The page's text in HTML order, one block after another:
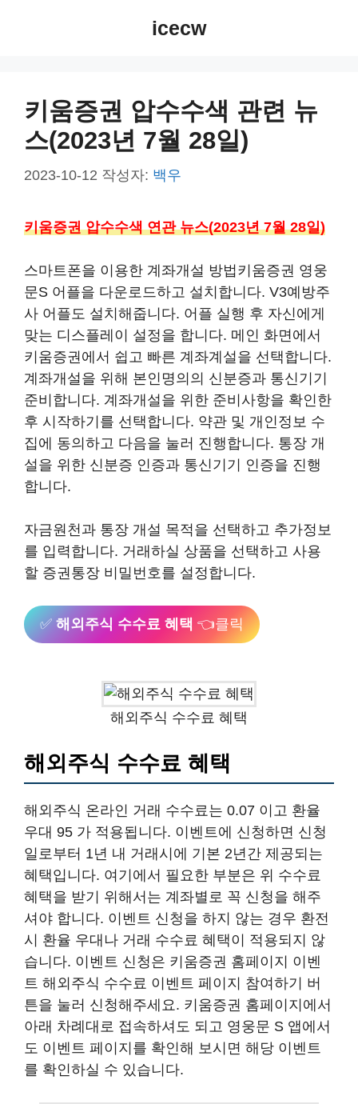
icecw
키움증권 압수수색 관련 뉴
스(2023년 7월 28일)
2023-10-12 작성자: 백우
키움증권 압수수색 연관 뉴스(2023년 7월 28일)
스마트폰을 이용한 계좌개설 방법키움증권 영웅
문S 어플을 다운로드하고 설치합니다. V3예방주
사 어플도 설치해줍니다. 어플 실행 후 자신에게
맞는 디스플레이 설정을 합니다. 메인 화면에서
키움증권에서 쉽고 빠른 계좌계설을 선택합니다.
계좌개설을 위해 본인명의의 신분증과 통신기기
준비합니다. 계좌개설을 위한 준비사항을 확인한
후 시작하기를 선택합니다. 약관 및 개인정보 수
집에 동의하고 다음을 눌러 진행합니다. 통장 개
설을 위한 신분증 인증과 통신기기 인증을 진행
합니다.
자금원천과 통장 개설 목적을 선택하고 추가정보
를 입력합니다. 거래하실 상품을 선택하고 사용
할 증권통장 비밀번호를 설정합니다.
✅ 해외주식 수수료 혜택 👈클릭
해외주식 수수료 혜택
해외주식 수수료 혜택
해외주식 온라인 거래 수수료는 0.07 이고 환율
우대 95 가 적용됩니다. 이벤트에 신청하면 신청
일로부터 1년 내 거래시에 기본 2년간 제공되는
혜택입니다. 여기에서 필요한 부분은 위 수수료
혜택을 받기 위해서는 계좌별로 꼭 신청을 해주
셔야 합니다. 이벤트 신청을 하지 않는 경우 환전
시 환율 우대나 거래 수수료 혜택이 적용되지 않
습니다. 이벤트 신청은 키움증권 홈페이지 이벤
트 해외주식 수수료 이벤트 페이지 참여하기 버
튼을 눌러 신청해주세요. 키움증권 홈페이지에서
아래 차례대로 접속하셔도 되고 영웅문 S 앱에서
도 이벤트 페이지를 확인해 보시면 해당 이벤트
를 확인하실 수 있습니다.